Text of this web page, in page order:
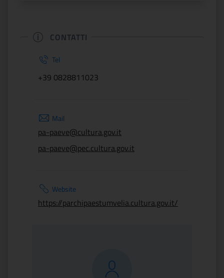
CONTATTI
Tel
+39 0828811023
Mail
pa-paeve@cultura.gov.it
pa-paeve@pec.cultura.gov.it
Website
https://parchipaestumvelia.cultura.gov.it/